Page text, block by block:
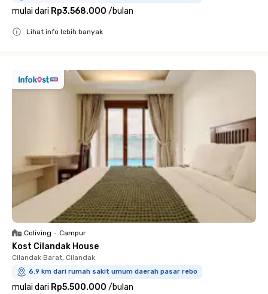
mulai dari Rp3.568.000 /bulan
Lihat info lebih banyak
Coliving • Campur
Kost Cilandak House
Cilandak Barat, Cilandak
6.9 km dari rumah sakit umum daerah pasar rebo
mulai dari Rp5.500.000 /bulan